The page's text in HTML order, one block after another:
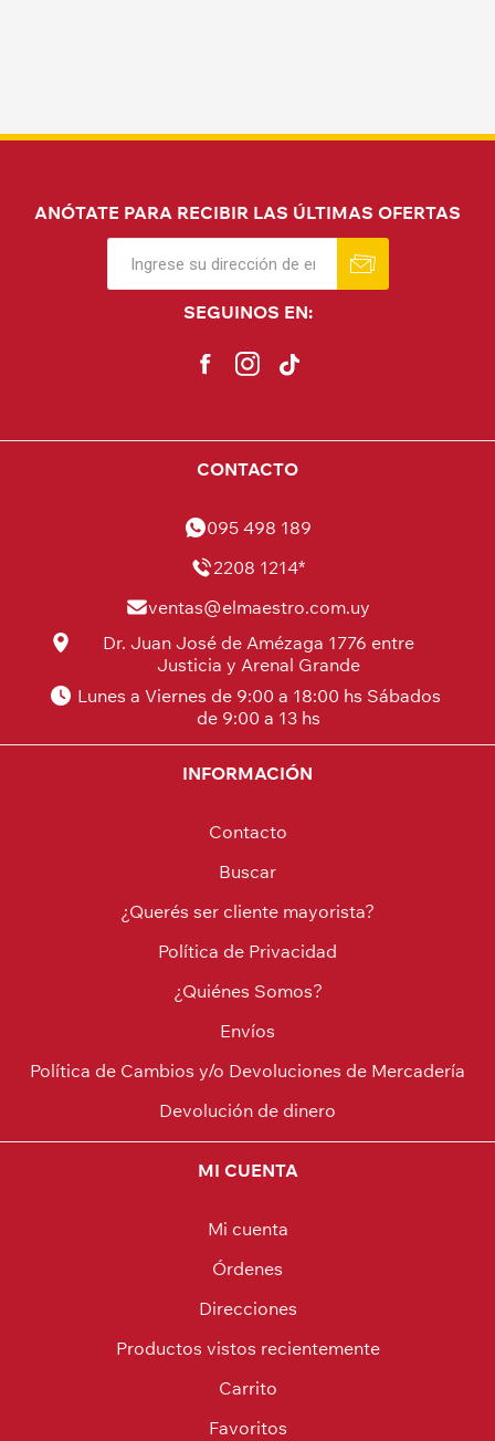
ANÓTATE PARA RECIBIR LAS ÚLTIMAS OFERTAS
SEGUINOS EN:
CONTACTO
095 498 189
2208 1214*
ventas@elmaestro.com.uy
Dr. Juan José de Amézaga 1776 entre
Justicia y Arenal Grande
Lunes a Viernes de 9:00 a 18:00 hs Sábados
de 9:00 a 13 hs
INFORMACIÓN
Contacto
Buscar
¿Querés ser cliente mayorista?
Política de Privacidad
¿Quiénes Somos?
Envíos
Política de Cambios y/o Devoluciones de Mercadería
Devolución de dinero
MI CUENTA
Mi cuenta
Órdenes
Direcciones
Productos vistos recientemente
Carrito
Favoritos